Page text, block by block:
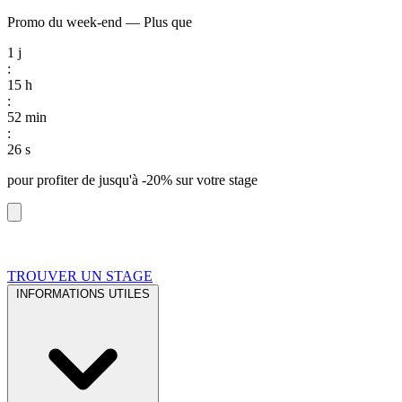
Promo du week-end — Plus que
1 j
:
15 h
:
52 min
:
25 s
pour profiter de jusqu'à -20% sur votre stage
TROUVER UN STAGE
INFORMATIONS UTILES